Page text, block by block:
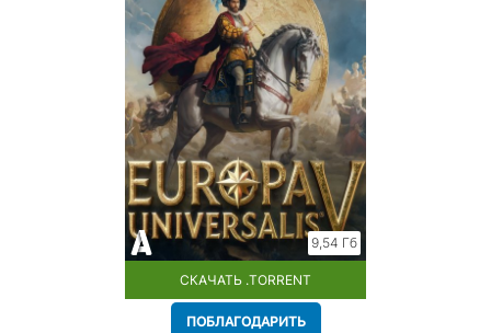
9,54 Гб
СКАЧАТЬ .TORRENT
ПОБЛАГОДАРИТЬ